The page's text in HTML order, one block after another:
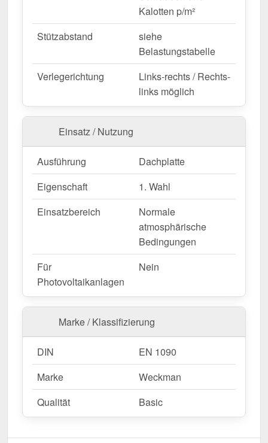
Blech mühelos durch Sägen gekürzt werden.
Jetzt Trapezblech 20/1100 | Dach | Anti-Tropf 700
g/m² bestellen – Schnell geliefert & mit 10 Jahre
Langlebig, wetterfest, individuell auf Maß – bestellen
Sie jetzt und profitieren Sie von schneller Lieferung!
Wegen Sonderanfertigung vom Widerruf ausgeschlossen
Kalotten p/m²
Stützabstand
siehe
Belastungstabelle
Verlegerichtung
Links-rechts / Rechts-
links möglich
Einsatz / Nutzung
Ausführung
Dachplatte
Eigenschaft
1. Wahl
Einsatzbereich
Normale
atmosphärische
Bedingungen
Für
Photovoltaikanlagen
Nein
Marke / Klassifizierung
DIN
EN 1090
Marke
Weckman
Qualität
Basic